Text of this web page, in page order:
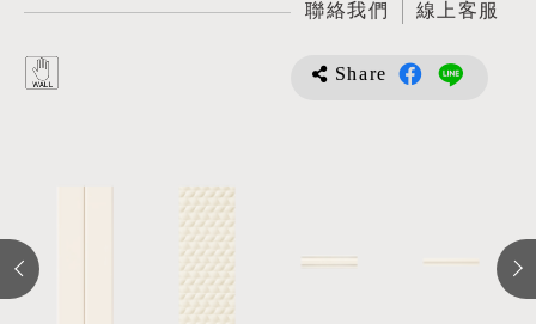
聯絡我們 線上客服
Share